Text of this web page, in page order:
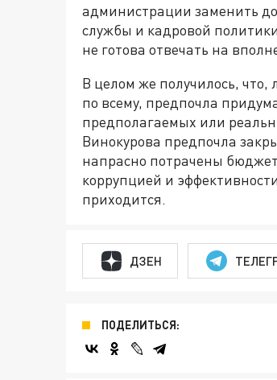
администрации заменить
службы и кадровой
не готова отвечать на
В целом же получилось, что,
по всему, предпочла
предполагаемых или
Винокурова предпочла
напрасно потрачены
коррупцией и
приходится.
ДЗЕН
ПОДЕЛИТЬСЯ: